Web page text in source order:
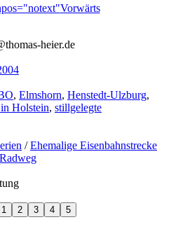
Vorwärts
heier.de
, Elmshorn, Henstedt-Ulzburg,
Holstein, stillgelegte
/Ehemalige Eisenbahnstrecke